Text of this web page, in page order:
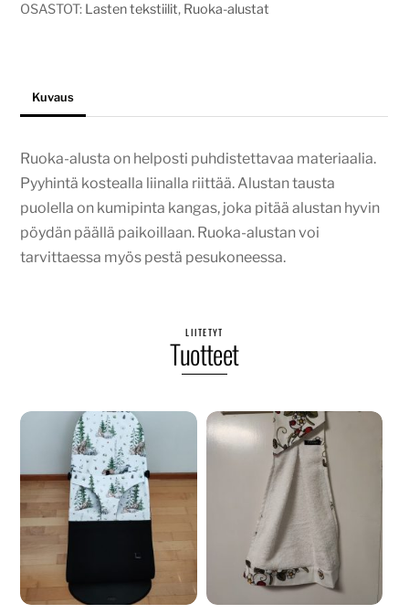
määrä
OSASTOT: Lasten tekstiilit, Ruoka-alustat
Kuvaus
Ruoka-alusta on helposti puhdistettavaa materiaalia.
Pyyhintä kostealla liinalla riittää. Alustan tausta
puolella on kumipinta kangas, joka pitää alustan hyvin
pöydän päällä paikoillaan. Ruoka-alustan voi
tarvittaessa myös pestä pesukoneessa.
LIITETYT
Tuotteet